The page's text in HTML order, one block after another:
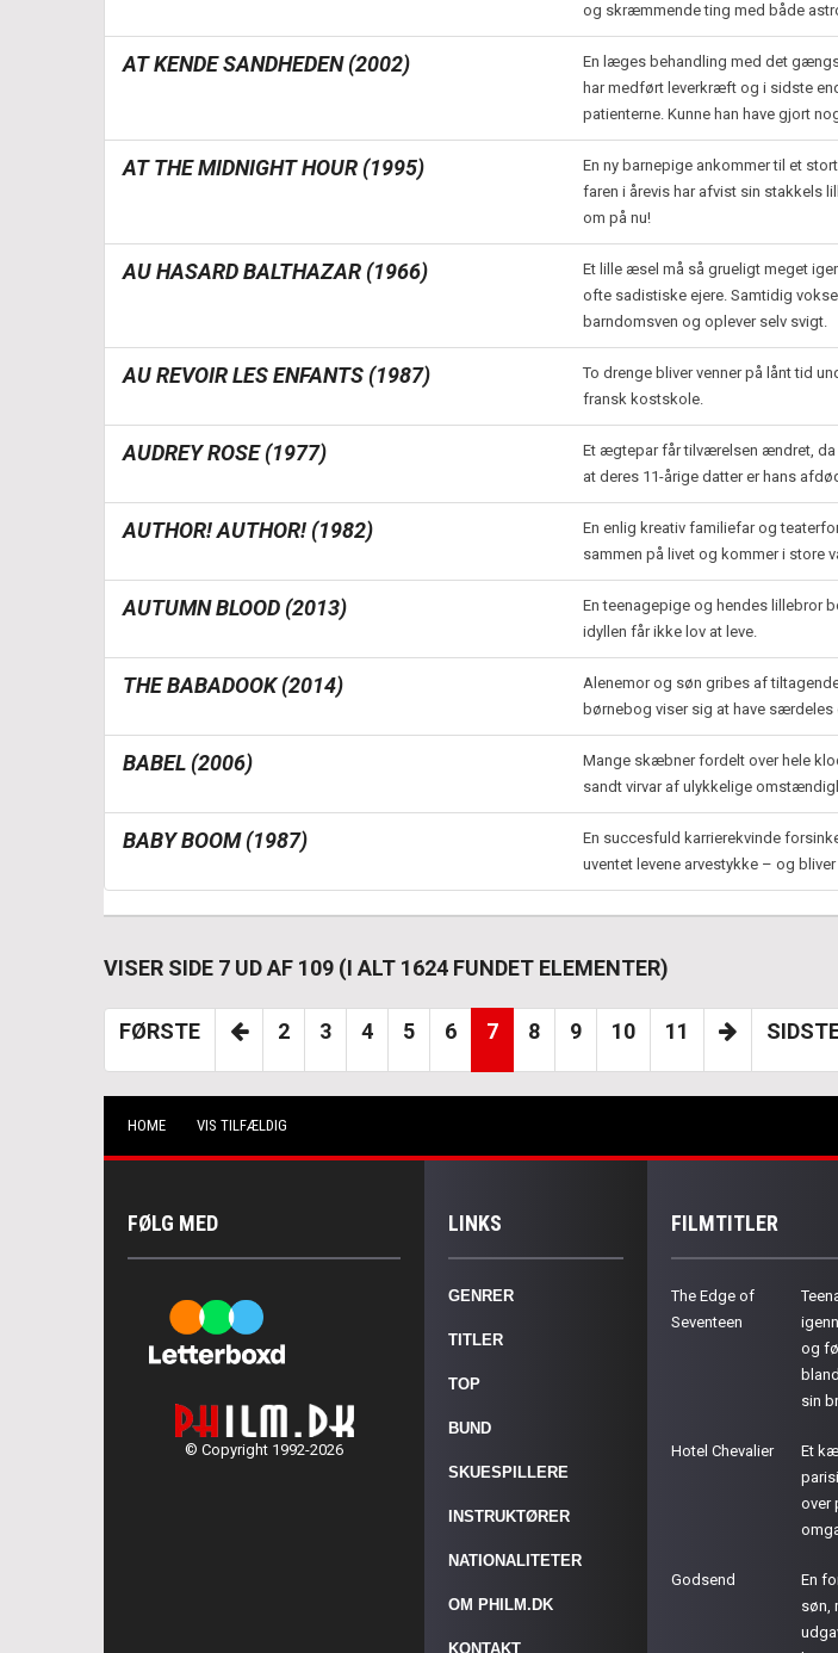
og skræmmende ting med både
AT KENDE SANDHEDEN (2002)
En læges behandling med det
har medført leverkræft og i sidste
patienterne. Kunne han have gjort
AT THE MIDNIGHT HOUR (1995)
En ny barnepige ankommer til et
faren i årevis har afvist sin stakkels
om på nu!
AU HASARD BALTHAZAR (1966)
Et lille æsel må så grueligt meget
ofte sadistiske ejere. Samtidig
barndomsven og oplever selv svigt.
AU REVOIR LES ENFANTS (1987)
To drenge bliver venner på lånt tid
fransk kostskole.
AUDREY ROSE (1977)
Et ægtepar får tilværelsen ændret, da
at deres 11-årige datter er hans
AUTHOR! AUTHOR! (1982)
En enlig kreativ familiefar og
sammen på livet og kommer i store
AUTUMN BLOOD (2013)
En teenagepige og hendes lillebror
idyllen får ikke lov at leve.
THE BABADOOK (2014)
Alenemor og søn gribes af
børnebog viser sig at have
BABEL (2006)
Mange skæbner fordelt over hele
sandt virvar af ulykkelige
BABY BOOM (1987)
En succesfuld karrierekvinde
uventet levene arvestykke – og
VISER SIDE 7 UD AF 109 (I ALT 1624 FUNDET ELEMENTER)
FØRSTE 2 3 4 5 6 7 8 9 10 11
HOME VIS TILFÆLDIG
FØLG MED
© Copyright 1992-2026
LINKS
GENRER
TITLER
TOP
BUND
SKUESPILLERE
INSTRUKTØRER
NATIONALITETER
OM PHILM.DK
KONTAKT
FILMTITLER
The Edge of
Seventeen
og
sin
Hotel Chevalier
Et
over
Godsend
En
søn,